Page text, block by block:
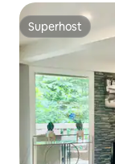
Superhost
Superhost